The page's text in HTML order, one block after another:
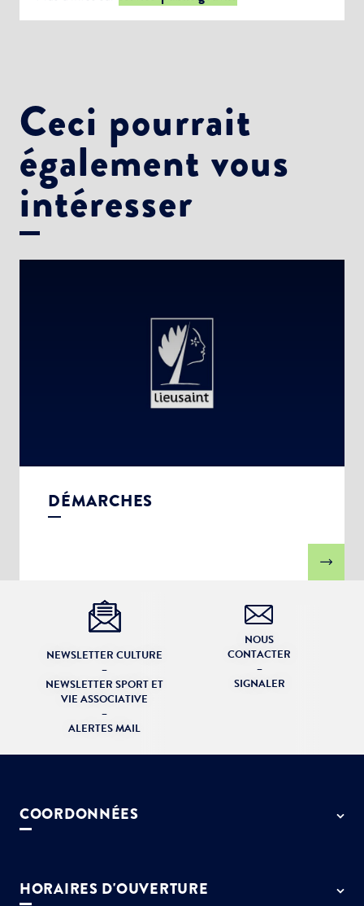
Ceci pourrait
également vous
intéresser
DÉMARCHES
NEWSLETTER CULTURE
–
NEWSLETTER SPORT ET
VIE ASSOCIATIVE
–
ALERTES MAIL
NOUS
CONTACTER
–
SIGNALER
COORDONNÉES
01 64 13 55 55
HORAIRES D'OUVERTURE